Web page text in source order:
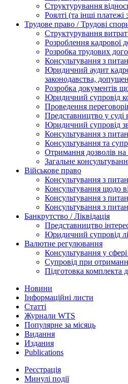
Структурування
Роялті (та інші платежі
Трудове право / Трудові
Cтруктурування
Розроблення кадрової
Розробка трудових
Консультування з
Юридичний аудит
законодавства,
Розробка документів
Юридичний супровід
Проведення
Представництво у
Юридичний супровід
Консультування з
Консультування та
Отримання дозволів
Загальне
Військове право
Консультування з
Консультування щодо
Консультування з
Консультування з
Банкрутство / Ліквідація
Представництво
Юридичний супровід
Валютне регулювання
Консультування у
Супровід при
Підготовка комплекта
Новини
Інформаційні листи
Статті
Журнали WTS
Популярне за місяць
Видання
Издания
Publications
Реєстрація
Минулі події